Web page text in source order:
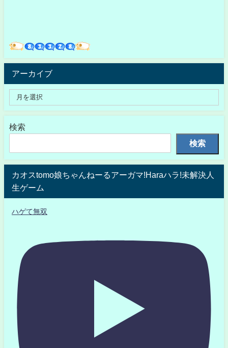
アーカイブ
検索
検索
カオスtomo娘ちゃんねーるアーガマ!Haraハラ!未解決人
生ゲーム
ハゲて無双